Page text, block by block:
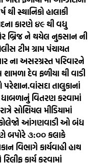
સ્થાનિકો હાલાકી
કારણે ૪૯ થી વધુ
બ્રિજ ને થયેલ નુકસાન ની
ટીમ ગ્રામ પંચાયત
ના અસરગ્રસ્ત પરિવારને
દેવ ફળીયા થી વાડી
પરેશાન.વાંસદા તાલુકાનાં
વિતરણ કરવામાં
સોશિયલ મીડિયામાં
કોલેજો આંગણવાડી ઓ બંધ
બપોરે ૩:૦૦ કલાકે
વિભાગે કાર્યવાહી હાથ
કાર્ય કરવામાં